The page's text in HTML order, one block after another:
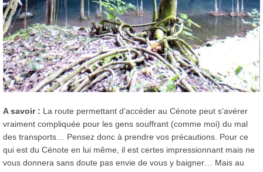
A savoir : La route permettant d’accéder au Cénote peut s’avérer
vraiment compliquée pour les gens souffrant (comme moi) du mal
des transports… Pensez donc à prendre vos précautions. Pour ce
qui est du Cénote en lui même, il est certes impressionnant mais ne
vous donnera sans doute pas envie de vous y baigner… Mais au